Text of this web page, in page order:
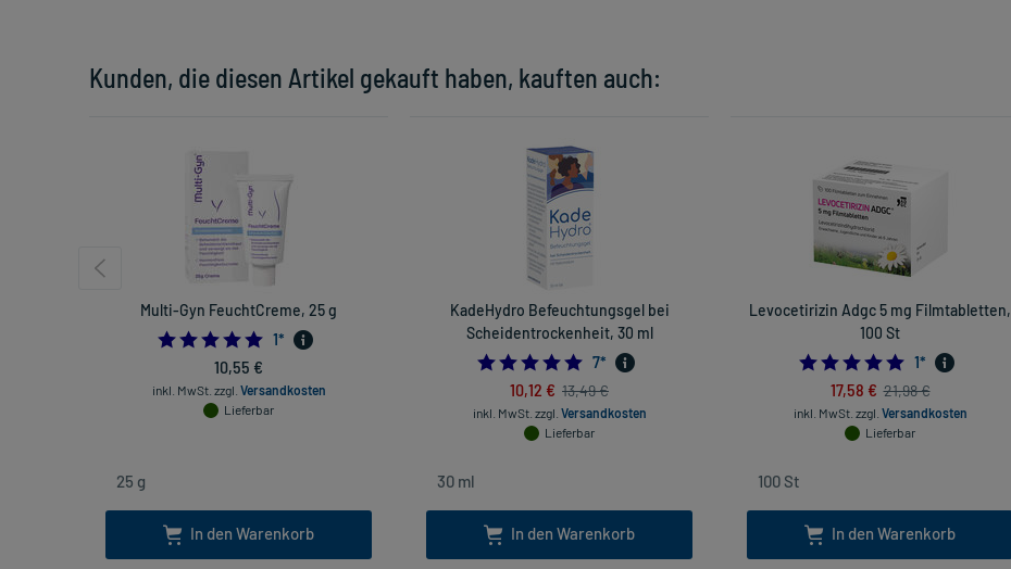
Kunden, die diesen Artikel gekauft haben, kauften auch:
Multi-Gyn FeuchtCreme, 25 g
5.0
1*
10,55 €
inkl. MwSt. zzgl. Versandkosten
Lieferbar
In den Warenkorb
KadeHydro Befeuchtungsgel bei
Scheidentrockenheit, 30 ml
5.0
7*
10,12 € 13,49 €
inkl. MwSt. zzgl. Versandkosten
Lieferbar
In den Warenkorb
Levocetirizin Adgc 5 mg Filmtabletten,
100 St
5.0
1*
17,58 € 21,98 €
inkl. MwSt. zzgl. Versandkosten
Lieferbar
In den Warenkorb